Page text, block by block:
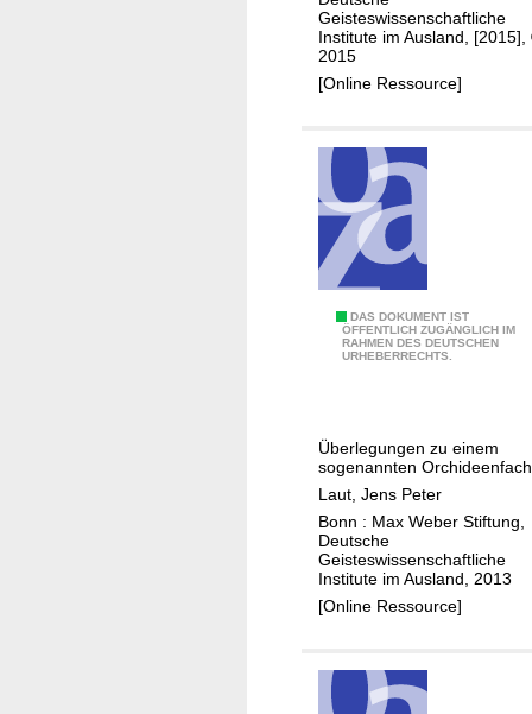
s
t
o
r
n
d
e
r
ü
k
i
s
-
n
a
i
n
l
h
y
o
f
t
h
e
G
e
Geisteswissenschaftliche
Institute im Ausland, [2015],
2015
[Online Ressource]
DAS DOKUMENT IST
ÖFFENTLICH ZUGÄNGLICH IM
RAHMEN DES DEUTSCHEN
URHEBERRECHTS.
W
s
t
T
u
r
k
o
l
g
Überlegungen zu einem
sogenannten Orchideenfach
Laut, Jens Peter
Bonn : Max Weber Stiftung,
Deutsche
Geisteswissenschaftliche
Institute im Ausland, 2013
[Online Ressource]